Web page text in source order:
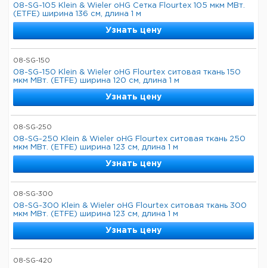
08-SG-105 Klein & Wieler oHG Сетка Flourtex 105 мкм МВт.
(ETFE) ширина 136 см, длина 1 м
Узнать цену
08-SG-150
08-SG-150 Klein & Wieler oHG Flourtex ситовая ткань 150
мкм МВт. (ETFE) ширина 120 см, длина 1 м
Узнать цену
08-SG-250
08-SG-250 Klein & Wieler oHG Flourtex ситовая ткань 250
мкм МВт. (ETFE) ширина 123 см, длина 1 м
Узнать цену
08-SG-300
08-SG-300 Klein & Wieler oHG Flourtex ситовая ткань 300
мкм МВт. (ETFE) ширина 123 см, длина 1 м
Узнать цену
08-SG-420